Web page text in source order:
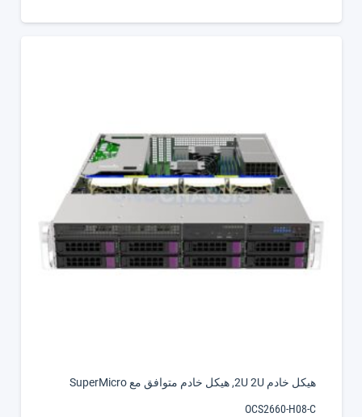
هيكل خادم 2U 2U ,هيكل خادم متوافق مع SuperMicro
OCS2660-H08-C